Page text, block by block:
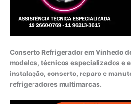
Conserto Refrigerador em Vinhedo
modelos, técnicos especializados e
instalação, conserto, reparo e
refrigeradores multimarcas.